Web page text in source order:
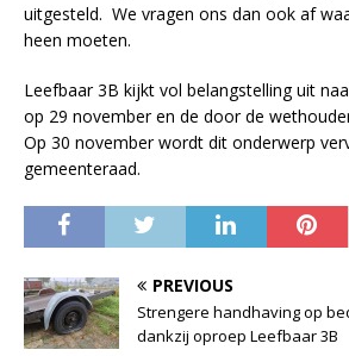
uitgesteld. We vragen ons dan ook af
heen moeten.
Leefbaar 3B kijkt vol belangstelling uit
op 29 november en de door de
Op 30 november wordt dit onderwerp
gemeenteraad.
PREVIOUS
Strengere handhaving op
dankzij oproep Leefbaar 3B